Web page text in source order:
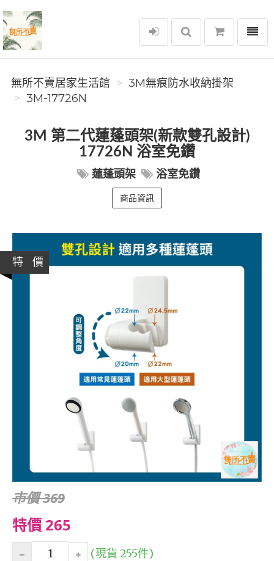
無所不賣居家生活館
選單
無所不賣居家生活館
3M無痕防水收納掛架
3M-17726N
3M 第二代蓮蓬頭架(新款雙孔設計)
17726N 浴室免鑽
蓮蓬頭架 浴室免鑽
商品資訊
特 價
市價 369
特價 265
(現貨 255件)